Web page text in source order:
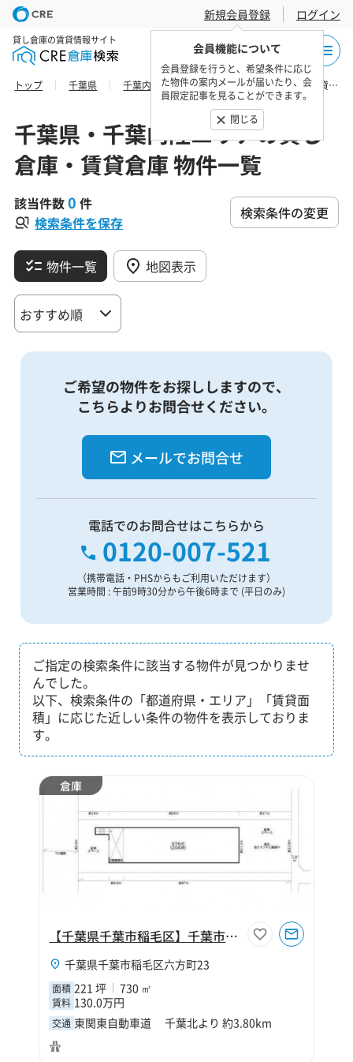
新規会員登録
会員機能について
会員登録を行うと、希望条件に応じ
た物件の案内メールが届いたり、会
員限定記事を見ることができます。
閉じる
ログイン
貸し倉庫の賃貸情報サイト
トップ 千葉県 千葉内陸エリア 四街道市の貸し倉庫・賃貸倉庫 物件一覧
千葉県・千葉内陸エリアの貸し
倉庫・賃貸倉庫 物件一覧
該当件数0 件
検索条件を保存
検索条件の変更
物件一覧 地図表示
ご希望の物件をお探ししますので、
こちらよりお問合せください。
メールでお問合せ
電話でのお問合せはこちらから
0120-007-521
（携帯電話・PHSからもご利用いただけます）
営業時間 : 午前9時30分から午後6時まで (平日のみ)
ご指定の検索条件に該当する物件が見つかりませ
んでした。
以下、検索条件の「都道府県・エリア」「賃貸面
積」に応じた近しい条件の物件を表示しておりま
す。
倉庫
【千葉県千葉市稲毛区】千葉市稲毛区六方町221坪倉庫
千葉県千葉市稲毛区六方町23
面積 221 坪 730 ㎡
賃料 130.0万円
交通 東関東自動車道 千葉北より 約3.80km